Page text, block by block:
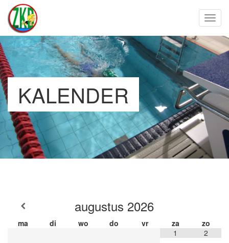
KALENDER
augustus 2026
ma di wo do vr za
zo
1
2